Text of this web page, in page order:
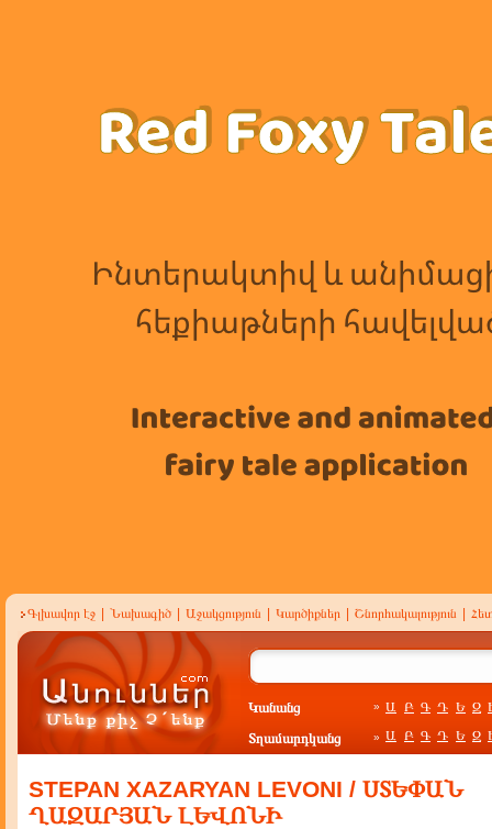
Գլխավոր էջ Նախագիծ Աջակցություն Կարծիքներ Շնորհակալություն
Կանանց » Ա Բ Գ Դ Ե Զ
Տղամարդկանց » Ա Բ Գ Դ Ե Զ
STEPAN XAZARYAN LEVONI / ՍՏԵՓԱՆ
ՂԱԶԱՐՅԱՆ ԼԵՎՈՆԻ